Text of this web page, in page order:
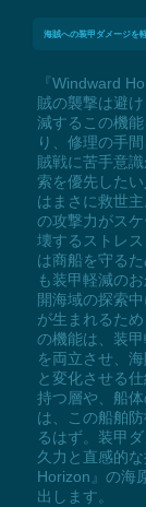
海賊への装甲ダメージを
『Windward
賊の襲撃は避
減するこの機
り、修理の手
賊戦に苦手意
索を優先した
はまさに救世
の攻撃力がス
壊するストレ
は商船を守る
も装甲軽減の
開海域の探索
が生まれるた
の機能は、装
を両立させ、
と変化させる
持つ層や、船
は、この船舶
るはず。装甲
久力と直感的
Horizon』の海
出します。